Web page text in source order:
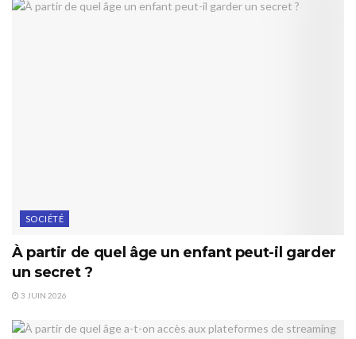
SOCIÉTÉ
À partir de quel âge un enfant peut-il garder
un secret ?
3 JUIN 2026